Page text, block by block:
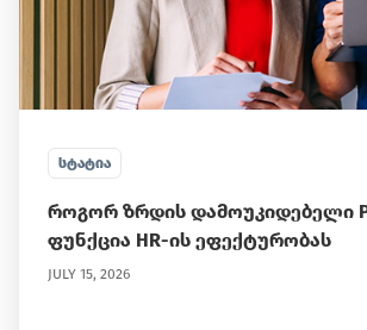
ᲡᲢᲐᲢᲘᲐ
როგორ ზრდის დამოუკიდებელი
ფუნქცია HR-ის ეფექტურობას
JULY 15, 2026